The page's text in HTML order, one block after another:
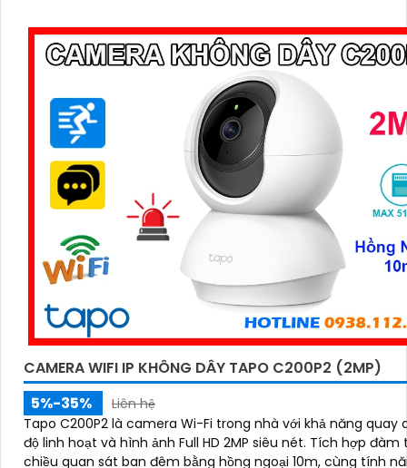
CAMERA WIFI IP KHÔNG DÂY TAPO C200P2 (2MP)
5%-35%
Liên hệ
Tapo C200P2 là camera Wi-Fi trong nhà với khả năng quay
độ linh hoạt và hình ảnh Full HD 2MP siêu nét. Tích hợp đàm thoại hai
chiều quan sát ban đêm bằng hồng ngoại 10m, cùng tính